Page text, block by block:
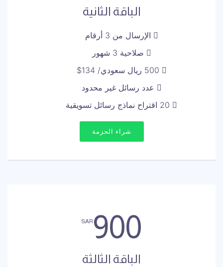
الباقة الثانية
الإرسال من 3 أرقام
صلاحية 3 شهور
عدد رسائل غير محدود
شراء الحزمة
SAR 900
الباقة الثالثة